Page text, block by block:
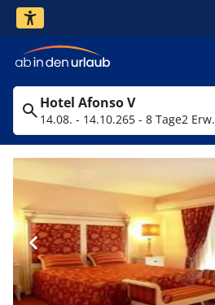
Hotel Afonso V
14.08. - 14.10.265 - 8 Tage2 Erw.